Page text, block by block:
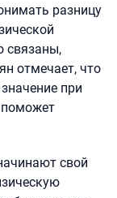
разницу
связаны,
отмечает, что
при
поможет
свой